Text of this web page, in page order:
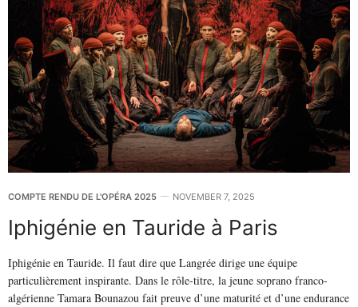
COMPTE RENDU DE L'OPÉRA 2025 NOVEMBER 7, 2025
Iphigénie en Tauride à Paris
Iphigénie en Tauride. Il faut dire que Langrée dirige une équipe
particulièrement inspirante. Dans le rôle-titre, la jeune soprano franco-
algérienne Tamara Bounazou fait preuve d’une maturité et d’une endurance